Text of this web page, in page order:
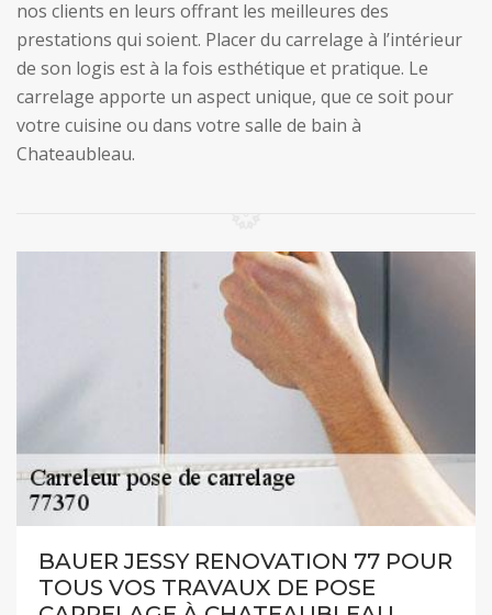
nos clients en leurs offrant les meilleures des
prestations qui soient. Placer du carrelage à l’intérieur
de son logis est à la fois esthétique et pratique. Le
carrelage apporte un aspect unique, que ce soit pour
votre cuisine ou dans votre salle de bain à
Chateaubleau.
BAUER JESSY RENOVATION 77 POUR
TOUS VOS TRAVAUX DE POSE